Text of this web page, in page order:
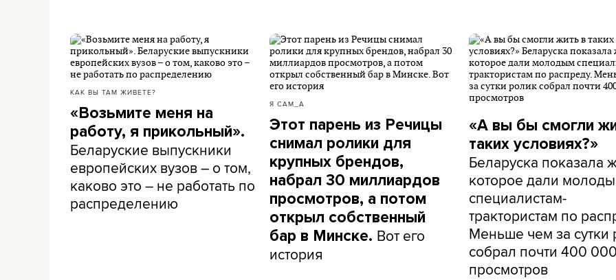
КАК ВЫ ТАМ ЖИВЕТЕ?
«Возьмите меня на
работу, я прикольный».
Беларуские выпускники
европейских вузов – о том,
каково это – не работать по
распределению
Я САМ_А
Этот парень из Речицы
снимал ролики для
крупных брендов,
набрал 30 миллиардов
просмотров, а потом
открыл собственный
бар в Минске. Вот его
история
«А вы бы смогли
таких условиях?»
Беларуска показала
которое дали
специалистам-
трактористам по
Меньше чем за сутки
собрал почти 400
просмотров